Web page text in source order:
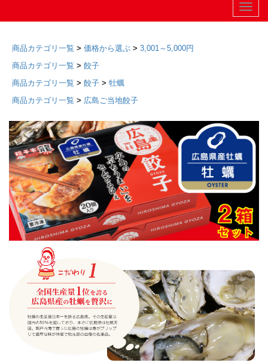
Toggle
商品カテゴリ一覧 > 価格から選ぶ > 3,001～5,000円
商品カテゴリ一覧 > 餃子
商品カテゴリ一覧 > 餃子 > 牡蠣
商品カテゴリ一覧 > 広島ご当地餃子